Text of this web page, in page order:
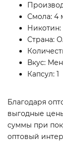
Смола: 4
Никотин:
Страна:
Вкус:
Капсул: 1
Благодаря
выгодные
суммы при
оптовый